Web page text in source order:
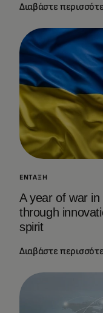
Διαβάστε
ΈΝΤΑΞΗ
A year of war
through
spirit
Διαβάστε